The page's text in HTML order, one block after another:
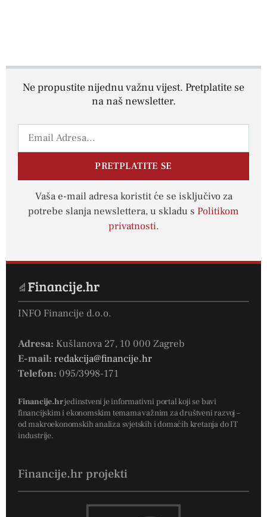
Ne propustite nijednu važnu vijest. Pretplatite se
na naš newsletter.
PRETPLATITE SE
Vaša e-mail adresa koristit će se isključivo za
potrebe slanja newslettera, u skladu s Politikom
privatnosti.
INFO Financije d.o.o.
Adresa: Kušlanova 27, 10 000 Zagreb
E-mail: redakcija@financije.hr
Telefon: 095/3998-171
Financije.hrjedinstveni je informativni portal koji se bavi
financijskim i ekonomskim temama važnim za društveni razvoj –
od makroekonomskih analiza svjetskih i domaćih kretanja do IT
industrije.
Financije.hr projekti